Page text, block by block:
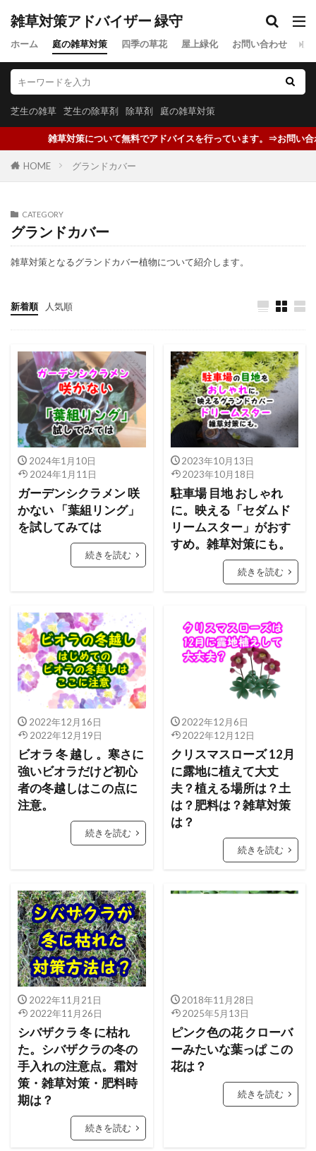
雑草対策アドバイザー 緑守
ホーム 庭の雑草対策 四季の草花 屋上緑化 お問い合わせ プ
芝生の雑草 芝生の除草剤 除草剤 庭の雑草対策
草対策について無料でアドバイスを行っています。⇒お問い合わせ
HOME グランドカバー
CATEGORY
グランドカバー
雑草対策となるグランドカバー植物について紹介します。
新着順 人気順
2024年1月10日
2024年1月11日
ガーデンシクラメン 咲
かない 「葉組リング」
を試してみては
続きを読む
2023年10月13日
2023年10月18日
駐車場 目地 おしゃれ
に。映える「セダムド
リームスター」がおす
すめ。雑草対策にも。
続きを読む
2022年12月16日
2022年12月19日
ビオラ 冬 越し 。寒さに
強いビオラだけど初心
者の冬越しはこの点に
注意。
続きを読む
2022年12月6日
2022年12月12日
クリスマスローズ 12月
に露地に植えて大丈
夫？植える場所は？土
は？肥料は？雑草対策
は？
続きを読む
2022年11月21日
2022年11月26日
シバザクラ 冬 に枯れ
た。シバザクラの冬の
手入れの注意点。霜対
策・雑草対策・肥料時
期は？
続きを読む
2018年11月28日
2025年5月13日
ピンク色の花 クローバ
ーみたいな葉っぱ この
花は？
続きを読む